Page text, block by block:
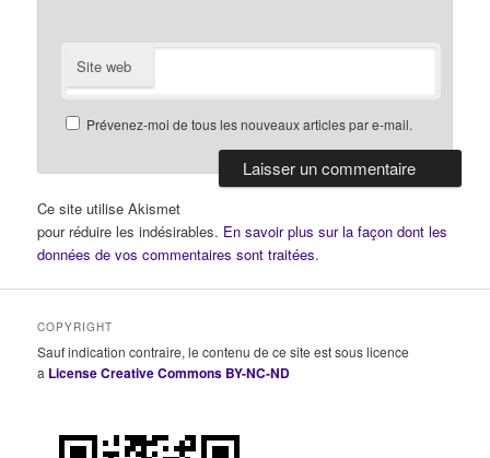
Site web
Prévenez-moi de tous les nouveaux articles par e-mail.
Ce site utilise Akismet
pour réduire les indésirables. En savoir plus sur la façon dont les
données de vos commentaires sont traitées.
COPYRIGHT
Sauf indication contraire, le contenu de ce site est sous licence
a License Creative Commons BY-NC-ND